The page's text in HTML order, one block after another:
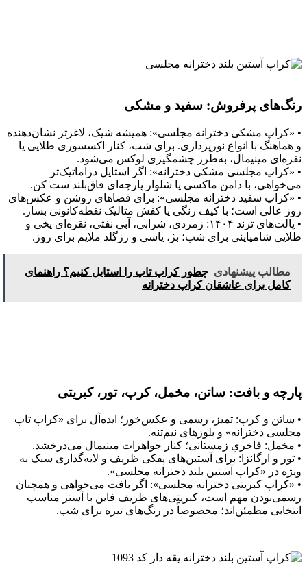
رنگ‌های پرفروش: سفید و مشکی
• «کراپ مشکی دخترانه مجلسی»: همیشه شیک، لاغرتر نشان‌دهنده
و هماهنگ با انواع نورپردازی. برای شب، کنار اکسسوری طلایی یا
نقره‌ای مینیمال، به‌طرز چشمگیری لوکس می‌شود.
• «کراپ مجلسی مشکی دخترانه»: اگر استایل دراماتیک‌تر
می‌خواهی، با دامن ماکسی یا شلوار پارچه‌ای فاق‌بلند ست کن.
• «کراپ سفید دخترانه مجلسی»: برای فضاهای روشن و عکس‌های
روز عالی است؛ با کیف رنگی یا کفش متالیک نقطه‌کانونی بساز.
• پالت‌های ترند ۱۴۰۴: زمردی، شرابی، آبی نفتی، نقره‌ای یخی و
طلایی شامپاینی برای شب؛ بژ، یاسی و رزگلد ملایم برای روز.
مطالب پیشنهادی چطور کراپ تاپ را استایل کنیم؟ راهنمای
کامل برای عاشقان کراپ دخترانه
پارچه و بافت: ساتن، مخمل، کرپ، تور، کبریتی
• ساتن و کرپ: تمیز، رسمی و عکس‌خور؛ ایده‌آل برای «کراپ تاپ
مجلسی دخترانه» و بلوزهای نیم‌تنه.
• مخمل: فاخریِ زمستانی؛ کنار جواهرات مینیمال می‌درخشد.
• تور و ارگانزا: برای آستین‌های پفکی ظریف و لایه‌گذاری سبک به‌
ویژه در «کراپ آستین بلند دخترانه مجلسی».
• «کراپ کبریتی دخترانه مجلسی»: اگر بافت می‌خواهی و همچنان
رسمی‌بودن مهم است، کبریتی‌های ظریف فاین با آستر مناسب
انتخابی مطمئن‌اند؛ مخصوصاً در رنگ‌های تیره برای شب.